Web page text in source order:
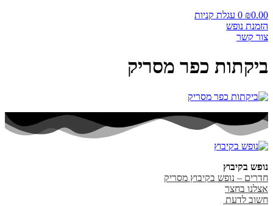
₪0.00
0 עגלת קניות
הזמנת נופש
צור קשר
ביקתות כפר מסריק
נופש בקיבוץ
חדרים – נופש בקיבוץ מסריק
אצלנו בחצר
חשוב לדעת